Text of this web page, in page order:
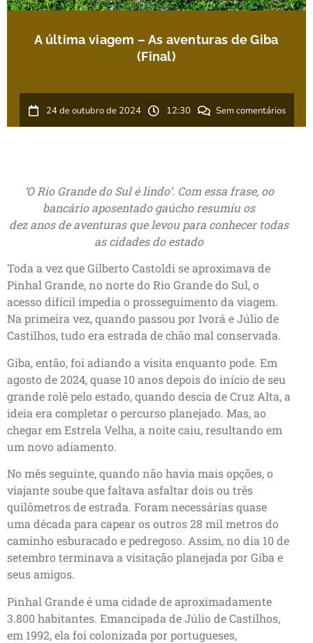
A última viagem – As aventuras de Giba
(Final)
24 de outubro de 2024 12:30 Sem comentários
‘O Rio Grande do Sul é lindo’. Com essa frase, oo
bancário aposentado gaúcho resumiu os
dez anos de aventuras que levou para conhecer todas
as cidades do estado
Toda a vez que Gilberto Castoldi se aproximava de
Pinhal Grande, no norte do Rio Grande do Sul, o
acesso difícil impedia o prosseguimento da viagem.
Na primeira vez, quando passou por Ivorá e Júlio de
Castilhos, tudo era estrada de chão mal conservada.
Giba, então, foi adiando a visita enquanto pode. Em
agosto de 2024, quase 10 anos depois do início de seu
grande rolê pelo estado, quando descia de Cruz Alta, a
ideia era completar o percurso planejado. Mas, ao
chegar em Estrela Velha, a noite caiu, resultando em
um novo adiamento.
No mês seguinte, quando não havia mais opções, o
viajante soube que faltava asfaltar dois ou três
quilômetros de estrada. Foram necessárias quase
uma década para capear os outros 28 mil metros do
caminho esburacado e pedregoso. Assim, no dia 10 de
setembro terminava a visitação planejada por Giba e
seus amigos.
Pinhal Grande é uma cidade de aproximadamente
3.800 habitantes. Emancipada de Júlio de Castilhos,
em 1992, ela foi colonizada por portugueses,